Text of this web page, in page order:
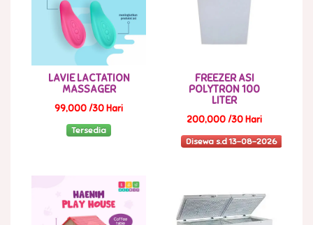
LAVIE LACTATION
MASSAGER
99,000 /30 Hari
Tersedia
FREEZER ASI
POLYTRON 100
LITER
200,000 /30 Hari
Disewa s.d 13-08-2026